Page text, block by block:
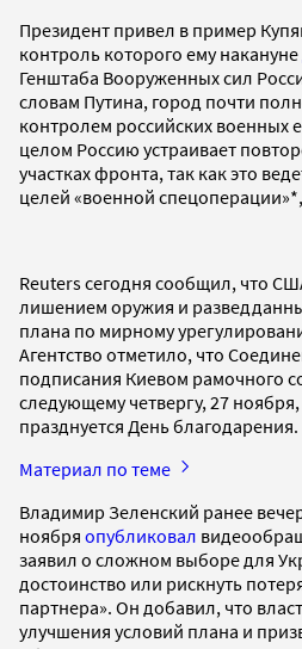
Президент привел в пример
контроль которого ему накануне
Генштаба Вооруженных сил
словам Путина, город почти
контролем российских военных
целом Россию устраивает
участках фронта, так как это
целей «военной
Reuters сегодня сообщил, что
лишением оружия и
плана по мирному
Агентство отметило, что
подписания Киевом рамочного
следующему четвергу, 27 ноября,
празднуется День благодарения.
Материал по теме
Владимир Зеленский ранее
ноября опубликовал
заявил о сложном выборе для
достоинство или рискнуть
партнера». Он добавил, что
улучшения условий плана и